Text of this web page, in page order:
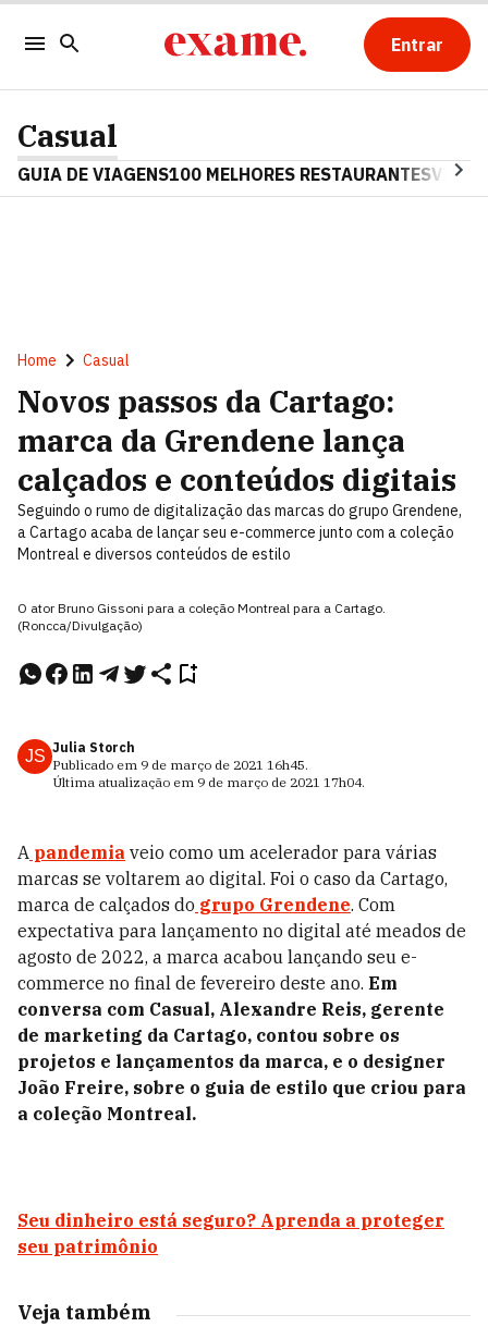
Entrar
Casual
GUIA DE VIAGENS100 MELHORES RESTAURANTES
Home Casual
Novos passos da Cartago:
marca da Grendene lança
calçados e conteúdos digitais
Seguindo o rumo de digitalização das marcas do grupo Grendene,
a Cartago acaba de lançar seu e-commerce junto com a coleção
Montreal e diversos conteúdos de estilo
O ator Bruno Gissoni para a coleção Montreal para a Cartago.
(Roncca/Divulgação)
JS Julia Storch
Publicado em 9 de março de 2021 16h45.
Última atualização em 9 de março de 2021 17h04.
A pandemia veio como um acelerador para várias
marcas se voltarem ao digital. Foi o caso da Cartago,
marca de calçados do grupo Grendene. Com
expectativa para lançamento no digital até meados de
agosto de 2022, a marca acabou lançando seu e-
commerce no final de fevereiro deste ano. Em
conversa com Casual, Alexandre Reis, gerente
de marketing da Cartago, contou sobre os
projetos e lançamentos da marca, e o designer
João Freire, sobre o guia de estilo que criou para
a coleção Montreal.
Seu dinheiro está seguro? Aprenda a proteger
seu patrimônio
Veja também